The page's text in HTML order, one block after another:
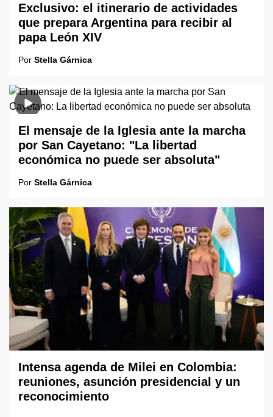
Exclusivo: el itinerario de actividades
que prepara Argentina para recibir al
papa León XIV
Por Stella Gárnica
El mensaje de la Iglesia ante la marcha
por San Cayetano: "La libertad
económica no puede ser absoluta"
Por Stella Gárnica
Intensa agenda de Milei en Colombia:
reuniones, asunción presidencial y un
reconocimiento